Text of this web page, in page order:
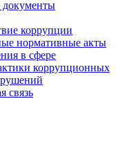
коррупции
нормативные акты
в сфере
коррупционных
связь